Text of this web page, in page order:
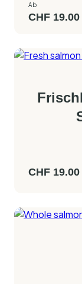
Ab
CHF 19.00
CHF 19.00